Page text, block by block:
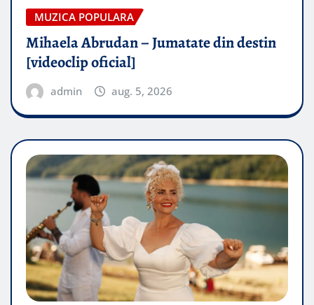
MUZICA POPULARA
Mihaela Abrudan – Jumatate din destin
[videoclip oficial]
admin aug. 5, 2026